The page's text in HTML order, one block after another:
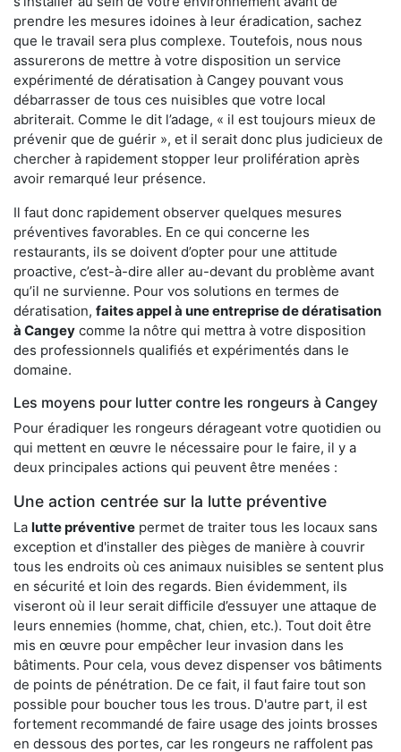
prendre les mesures idoines à leur éradication, sachez
que le travail sera plus complexe. Toutefois, nous nous
assurerons de mettre à votre disposition un service
expérimenté de dératisation à Cangey pouvant vous
débarrasser de tous ces nuisibles que votre local
abriterait. Comme le dit l’adage, « il est toujours mieux de
prévenir que de guérir », et il serait donc plus judicieux de
chercher à rapidement stopper leur prolifération après
avoir remarqué leur présence.
Il faut donc rapidement observer quelques mesures
préventives favorables. En ce qui concerne les
restaurants, ils se doivent d’opter pour une attitude
proactive, c’est-à-dire aller au-devant du problème avant
qu’il ne survienne. Pour vos solutions en termes de
dératisation, faites appel à une entreprise de dératisation
à Cangey comme la nôtre qui mettra à votre disposition
des professionnels qualifiés et expérimentés dans le
domaine.
Les moyens pour lutter contre les rongeurs à Cangey
Pour éradiquer les rongeurs dérageant votre quotidien ou
qui mettent en œuvre le nécessaire pour le faire, il y a
deux principales actions qui peuvent être menées :
Une action centrée sur la lutte préventive
La lutte préventive permet de traiter tous les locaux sans
exception et d'installer des pièges de manière à couvrir
tous les endroits où ces animaux nuisibles se sentent plus
en sécurité et loin des regards. Bien évidemment, ils
viseront où il leur serait difficile d’essuyer une attaque de
leurs ennemies (homme, chat, chien, etc.). Tout doit être
mis en œuvre pour empêcher leur invasion dans les
bâtiments. Pour cela, vous devez dispenser vos bâtiments
de points de pénétration. De ce fait, il faut faire tout son
possible pour boucher tous les trous. D'autre part, il est
fortement recommandé de faire usage des joints brosses
en dessous des portes, car les rongeurs ne raffolent pas